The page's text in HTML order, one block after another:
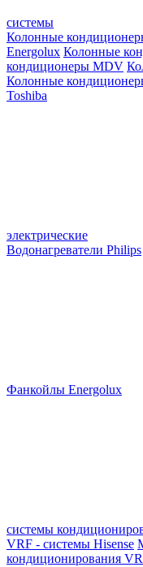
системы
Колонные
Energolux Колонные
кондиционеры MDV
Колонные
Toshiba
электрические
Водонагреватели Philips
Фанкойлы Energolux
системы
VRF - системы Hisense
кондиционирования